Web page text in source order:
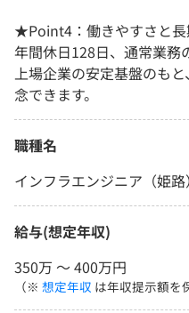
★Point4：働きやすさと長
年間休日128日、通常業務
上場企業の安定基盤のも
念できます。
職種名
インフラエンジニア（姫路）
給与(想定年収)
350万 〜 400万円
（※ 想定年収 は年収提示額を